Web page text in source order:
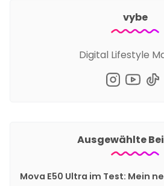
vybe
Digital Lifestyle
Ausgewählte
Mova E50 Ultra im Test: Mein